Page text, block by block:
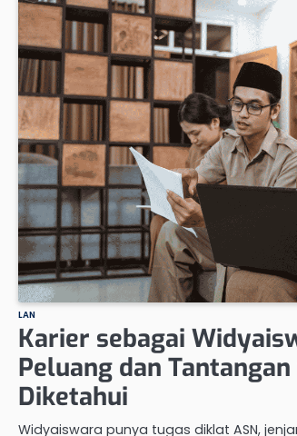
LAN
Karier sebagai
Peluang dan
Diketahui
Widyaiswara punya tugas diklat ASN,